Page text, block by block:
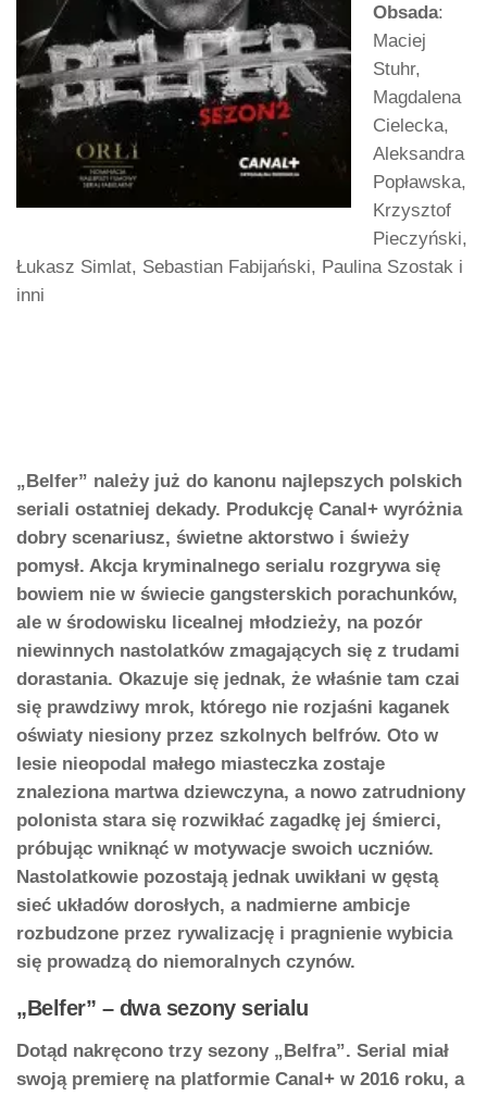
Obsada:
Maciej
Stuhr,
Magdalena
Cielecka,
Aleksandra
Popławska,
Krzysztof
Pieczyński,
Łukasz Simlat, Sebastian Fabijański, Paulina Szostak i
inni
„Belfer” należy już do kanonu najlepszych polskich
seriali ostatniej dekady. Produkcję Canal+ wyróżnia
dobry scenariusz, świetne aktorstwo i świeży
pomysł. Akcja kryminalnego serialu rozgrywa się
bowiem nie w świecie gangsterskich porachunków,
ale w środowisku licealnej młodzieży, na pozór
niewinnych nastolatków zmagających się z trudami
dorastania. Okazuje się jednak, że właśnie tam czai
się prawdziwy mrok, którego nie rozjaśni kaganek
oświaty niesiony przez szkolnych belfrów. Oto w
lesie nieopodal małego miasteczka zostaje
znaleziona martwa dziewczyna, a nowo zatrudniony
polonista stara się rozwikłać zagadkę jej śmierci,
próbując wniknąć w motywacje swoich uczniów.
Nastolatkowie pozostają jednak uwikłani w gęstą
sieć układów dorosłych, a nadmierne ambicje
rozbudzone przez rywalizację i pragnienie wybicia
się prowadzą do niemoralnych czynów.
„Belfer” – dwa sezony serialu
Dotąd nakręcono trzy sezony „Belfra”. Serial miał
swoją premierę na platformie Canal+ w 2016 roku, a